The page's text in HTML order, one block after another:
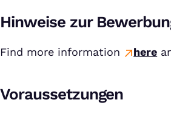
Hinweise zur
Find more information here
Voraussetzungen